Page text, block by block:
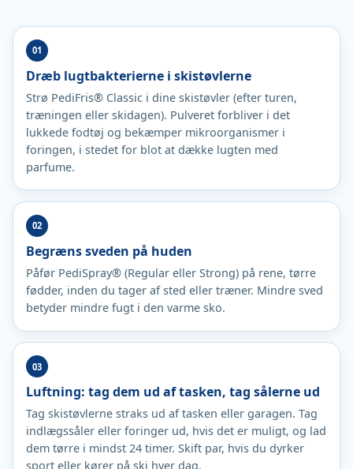
Dræb lugtbakterierne i skistøvlerne
Strø PediFris® Classic i dine skistøvler (efter turen,
træningen eller skidagen). Pulveret forbliver i det
lukkede fodtøj og bekæmper mikroorganismer i
foringen, i stedet for blot at dække lugten med
parfume.
Begræns sveden på huden
Påfør PediSpray® (Regular eller Strong) på rene, tørre
fødder, inden du tager af sted eller træner. Mindre sved
betyder mindre fugt i den varme sko.
Luftning: tag dem ud af tasken, tag sålerne ud
Tag skistøvlerne straks ud af tasken eller garagen. Tag
indlægssåler eller foringer ud, hvis det er muligt, og lad
dem tørre i mindst 24 timer. Skift par, hvis du dyrker
sport eller kører på ski hver dag.